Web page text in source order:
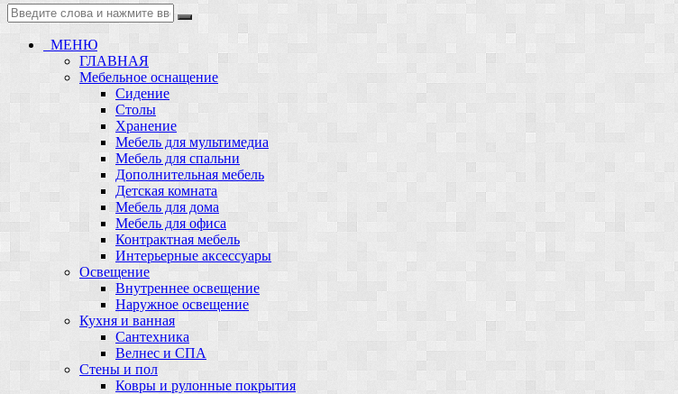
МЕНЮ
ГЛАВНАЯ
Мебельное оснащение
Сидение
Столы
Хранение
Мебель для мультимедиа
Мебель для спальни
Дополнительная мебель
Детская комната
Мебель для дома
Мебель для офиса
Контрактная мебель
Интерьерные аксессуары
Освещение
Внутреннее освещение
Наружное освещение
Кухня и ванная
Сантехника
Велнес и СПА
Стены и пол
Ковры и рулонные покрытия